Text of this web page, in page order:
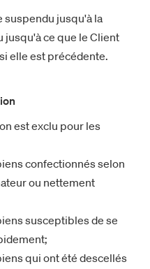
jusqu'à la
jusqu'à ce que le Client
elle est précédente.
est exclu pour les
confectionnés selon
ou nettement
susceptibles de se
qui ont été descellés